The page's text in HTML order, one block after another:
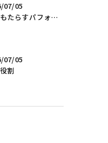
07/05
水分がもたらすパフォーマンスへの影響
07/05
割